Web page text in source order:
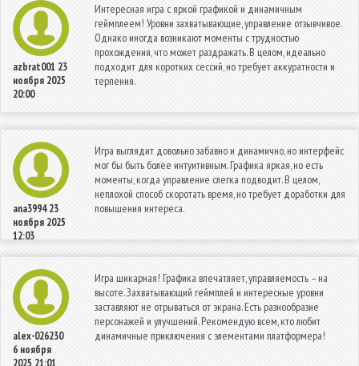
azbrat001 23
ноября 2025
20:00
Интересная игра с яркой графикой и динамичным
геймплеем! Уровни захватывающие, управление отзывчивое.
Однако иногда возникают моменты с трудностью
прохождения, что может раздражать. В целом, идеально
подходит для коротких сессий, но требует аккуратности и
терпения.
ana3994 23
ноября 2025
12:03
Игра выглядит довольно забавно и динамично, но интерфейс
мог бы быть более интуитивным. Графика яркая, но есть
моменты, когда управление слегка подводит. В целом,
неплохой способ скоротать время, но требует доработки для
повышения интереса.
alex-026230
6 ноября
2025 21:01
Игра шикарная! Графика впечатляет, управляемость – на
высоте. Захватывающий геймплей и интересные уровни
заставляют не отрываться от экрана. Есть разнообразие
персонажей и улучшений. Рекомендую всем, кто любит
динамичные приключения с элементами платформера!